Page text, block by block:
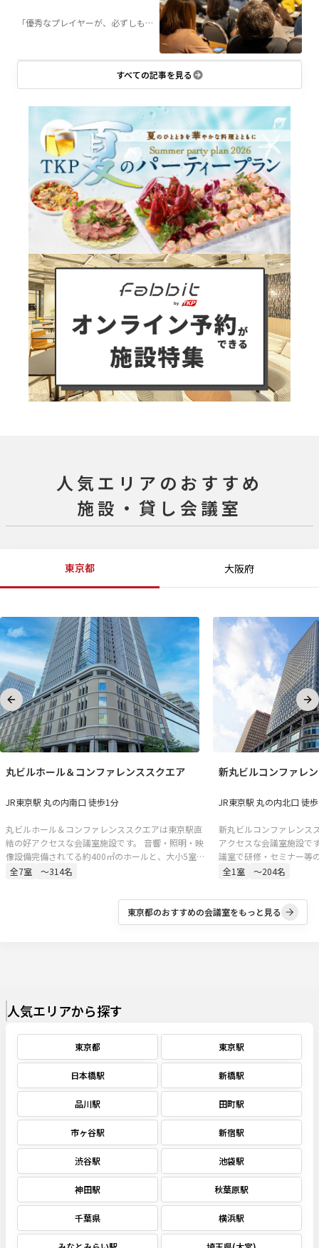
「優秀なプレイヤーが、必ずしも優
秀な管理職になるとは限らない」——
研修が必要なのか。組織成長につな
がる管理職育成のポイントを解説しすべての記事を見る
人気エリアのおすすめ
施設・貸し会議室
東京都 大阪府
丸ビルホール＆コンファレンススクエア
JR東京駅 丸の内南口 徒歩1分
丸ビルホール＆コンファレンススクエアは東京駅直
結の好アクセスな会議室施設です。 音響・照明・映
像設備完備されてる約400㎡のホールと、大小5室の
会議室。セミナー、講演会、シンポジウム、株主総
ど、多様な用途にご対応可能です。
全7室 〜314名
新丸ビルコンファレ
JR東京駅 丸の内北口 徒
新丸ビルコンファレンス
アクセスな会議室施設で
議室で研修・セミナー等
です。
全1 室 〜204名
Previous slide
東京都のおすすめの会議室をもっと見る
人気エリアから探す
東京都 東京駅
日本橋駅 新橋駅
品川駅 田町駅
市ヶ谷駅 新宿駅
渋谷駅 池袋駅
神田駅 秋葉原駅
千葉県 横浜駅